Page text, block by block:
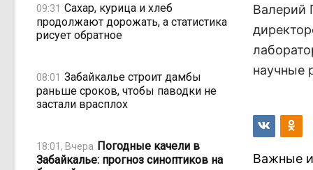
09:31 Сахар, курица и хлеб
продолжают дорожать, а статистика
рисует обратное
08:01 Забайкалье строит дамбы
раньше сроков, чтобы паводки не
застали врасплох
18:01, Вчера Погодные качели в
Забайкалье: прогноз синоптиков на
Валерий
научные
Важные